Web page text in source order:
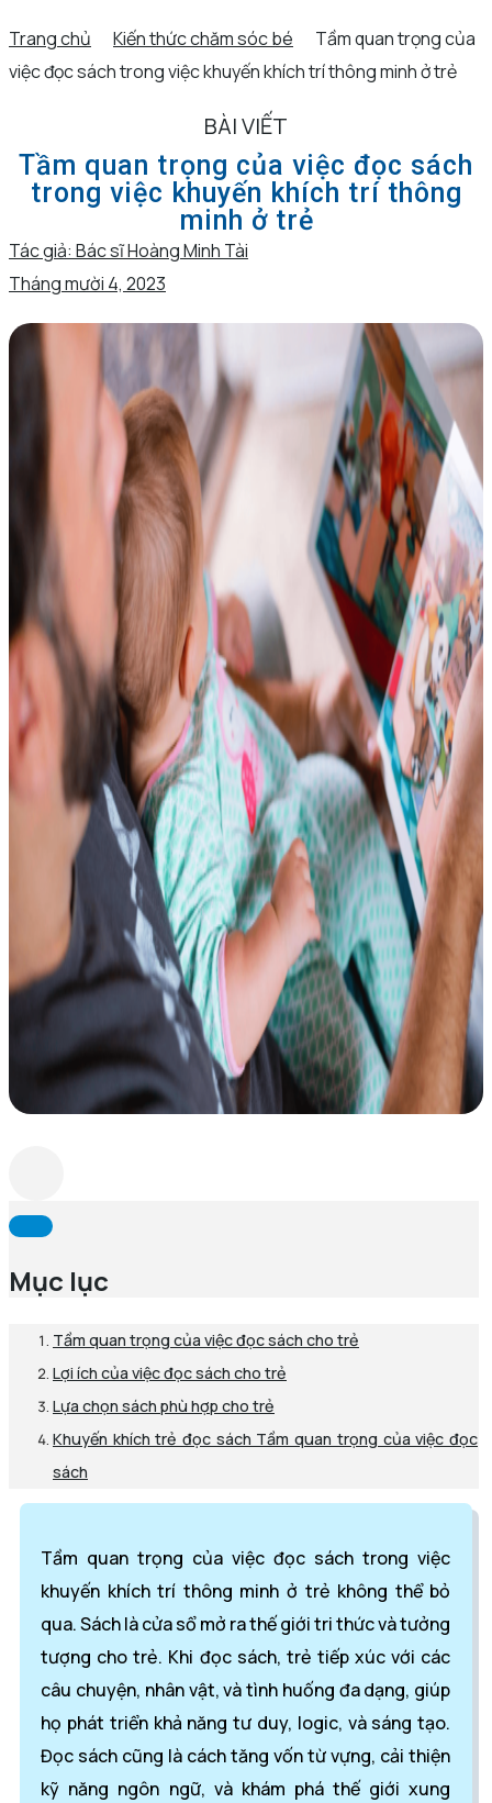
Trang chủ Kiến thức chăm sóc bé
Tầm quan trọng của
việc đọc sách trong việc khuyến khích trí thông minh ở trẻ
BÀI VIẾT
Tầm quan trọng của việc đọc sách
trong việc khuyến khích trí thông
minh ở trẻ
Tác giả: Bác sĩ Hoàng Minh Tài
Tháng mười 4, 2023
Mục lục
Tầm quan trọng của việc đọc sách cho trẻ
Lợi ích của việc đọc sách cho trẻ
Lựa chọn sách phù hợp cho trẻ
Khuyến khích trẻ đọc sách Tầm quan trọng của việc đọc
sách
Tầm quan trọng của việc đọc sách trong việc
khuyến khích trí thông minh ở trẻ không thể bỏ
qua. Sách là cửa sổ mở ra thế giới tri thức và tưởng
tượng cho trẻ. Khi đọc sách, trẻ tiếp xúc với các
câu chuyện, nhân vật, và tình huống đa dạng, giúp
họ phát triển khả năng tư duy, logic, và sáng tạo.
Đọc sách cũng là cách tăng vốn từ vựng, cải thiện
kỹ năng ngôn ngữ, và khám phá thế giới xung